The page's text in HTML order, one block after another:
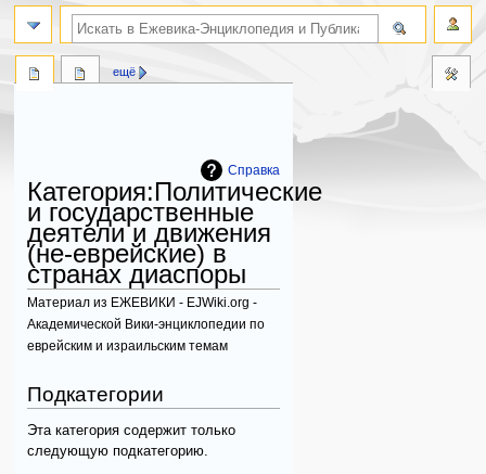
Справка
Категория:Политические
и государственные
деятели и движения
(не-еврейские) в
странах диаспоры
Материал из ЕЖЕВИКИ - EJWiki.org -
Академической Вики-энциклопедии по
еврейским и израильским темам
к
навигации
к
поиску
Подкатегории
Эта категория содержит только
следующую подкатегорию.
ещё
поиск по словам